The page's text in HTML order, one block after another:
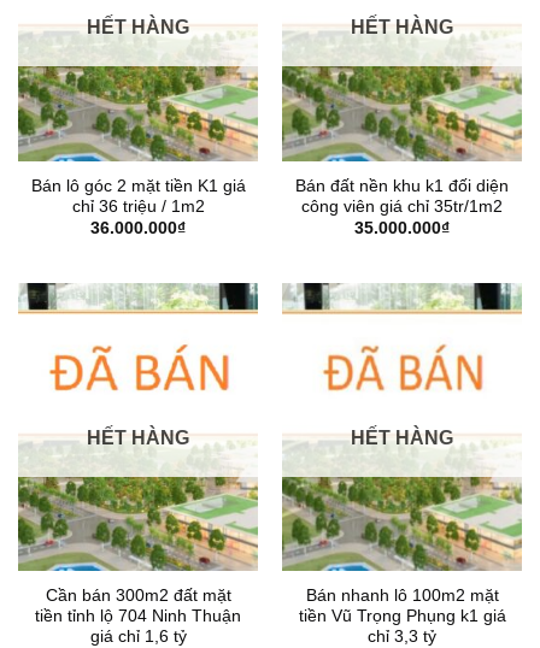
HẾT HÀNG
Bán lô góc 2 mặt tiền K1 giá
chỉ 36 triệu / 1m2
36.000.000₫
HẾT HÀNG
Bán đất nền khu k1 đối diện
công viên giá chỉ 35tr/1m2
35.000.000₫
HẾT HÀNG
Cần bán 300m2 đất mặt
tiền tỉnh lộ 704 Ninh Thuận
giá chỉ 1,6 tỷ
HẾT HÀNG
Bán nhanh lô 100m2 mặt
tiền Vũ Trọng Phụng k1 giá
chỉ 3,3 tỷ